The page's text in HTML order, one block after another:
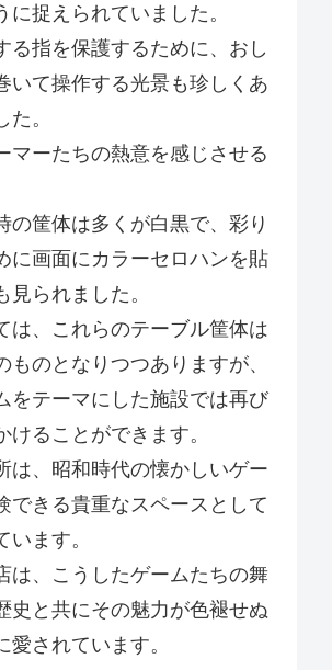
に捉えられていました。
る指を保護するために、おし
いて操作する光景も珍しくあ
た。
マーたちの熱意を感じさせる
の筐体は多くが白黒で、彩り
に画面にカラーセロハンを貼
見られました。
は、これらのテーブル筐体は
ものとなりつつありますが、
をテーマにした施設では再び
けることができます。
は、昭和時代の懐かしいゲー
できる貴重なスペースとして
います。
は、こうしたゲームたちの舞
史と共にその魅力が色褪せぬ
愛されています。